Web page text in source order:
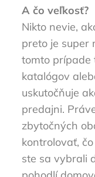
A čo veľkosť?
Nikto nevie,
preto je super
tomto prípade
katalógov
uskutočňuje
predajni.
zbytočných
kontrolovať,
ste sa vybrali